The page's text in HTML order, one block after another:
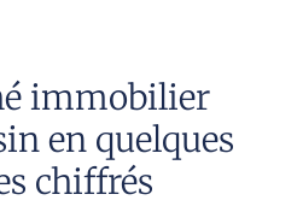
immobilier
en quelques
chiffrés